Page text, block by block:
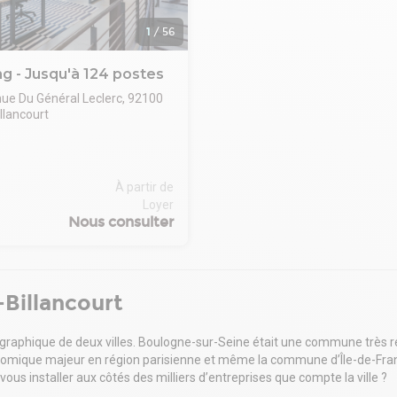
1 / 56
- Jusqu'à 124 postes
Du Général Leclerc, 92100
IN BOULOGNE-
in a sustainable
of Boulogne-Billancourt and
area are becoming an
for businesses in the
À partir de
Loyer
Nous consulter
Billancourt
de deux villes. Boulogne-sur-Seine était une commune très
majeur en région parisienne et même la commune d’Île-de-
installer aux côtés des milliers d’entreprises que compte la ville ?